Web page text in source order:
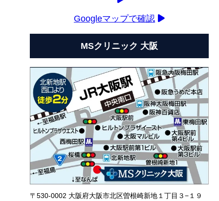
Googleマップで確認
MSクリニック 大阪
〒530-0002 大阪府大阪市北区曽根崎新地１丁目３−１９